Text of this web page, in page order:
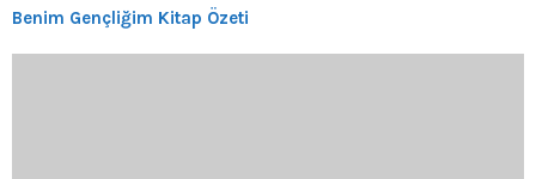
Benim Gençliğim Kitap Özeti